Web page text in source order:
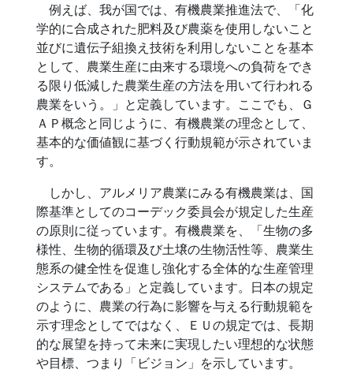
例えば、我が国では、有機農業推進法で、「化
学的に合成された肥料及び農薬を使用しないこと
並びに遺伝子組換え技術を利用しないことを基本
として、農業生産に由来する環境への負荷をでき
る限り低減した農業生産の方法を用いて行われる
農業をいう。」と定義しています。ここでも、Ｇ
ＡＰ概念と同じように、有機農業の理念として、
基本的な価値観に基づく行動規範が示されていま
す。
しかし、アルメリア農業にみる有機農業は、国
際基準としてのコーデック委員会が規定した生産
の原則に従っています。有機農業を、「生物の多
様性、生物的循環及び土壌の生物活性等、農業生
態系の健全性を促進し強化する全体的な生産管理
システムである」と定義しています。日本の規定
のように、農業の行為に影響を与える行動規範を
示す理念としてではなく、ＥＵの規定では、長期
的な展望を持って未来に実現したい理想的な状態
や目標、つまり「ビジョン」を示しています。